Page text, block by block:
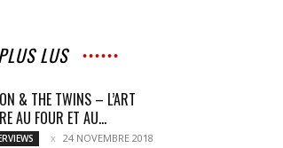
LUS
& THE TWINS – L’ART
AU FOUR ET AU...
24 NOVEMBRE 2018